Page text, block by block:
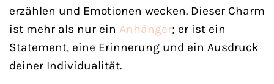
erzählen und Emotionen wecken. Dieser Charm
ist mehr als nur ein Anhänger; er ist ein
Statement, eine Erinnerung und ein Ausdruck
deiner Individualität.